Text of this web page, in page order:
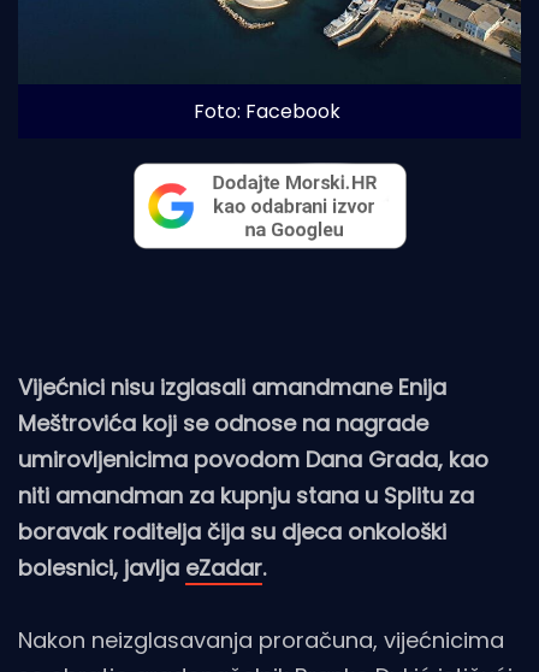
Foto: Facebook
Vijećnici nisu izglasali amandmane Enija
Meštrovića koji se odnose na nagrade
umirovljenicima povodom Dana Grada, kao
niti amandman za kupnju stana u Splitu za
boravak roditelja čija su djeca onkološki
bolesnici, javlja eZadar.
Nakon neizglasavanja proračuna, vijećnicima